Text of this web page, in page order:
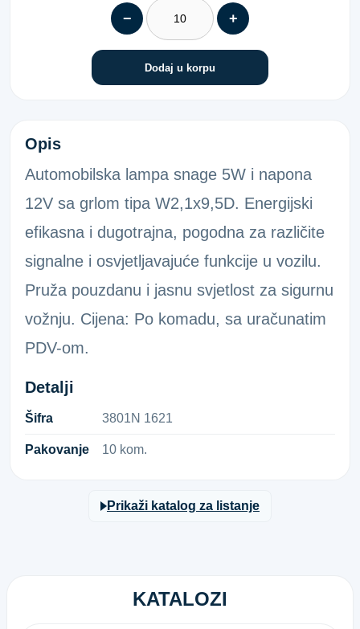
− +
Dodaj u korpu
12V/5W ŽARULJA W2,1X9,5D ECO
Opis
Automobilska lampa snage 5W i napona
12V sa grlom tipa W2,1x9,5D. Energijski
efikasna i dugotrajna, pogodna za različite
signalne i osvjetljavajuće funkcije u vozilu.
Pruža pouzdanu i jasnu svjetlost za sigurnu
vožnju. Cijena: Po komadu, sa uračunatim
PDV-om.
Detalji
Šifra 3​8​0​1​N​ ​1​6​2​1​
Pakovanje 10 kom.
Prikaži katalog za listanje
KATALOZI